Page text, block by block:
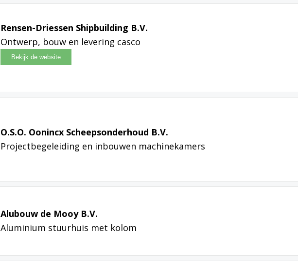
Rensen-Driessen Shipbuilding B.V.
Ontwerp, bouw en levering casco
O.S.O. Oonincx Scheepsonderhoud B.V.
Projectbegeleiding en inbouwen machinekamers
Alubouw de Mooy B.V.
Aluminium stuurhuis met kolom